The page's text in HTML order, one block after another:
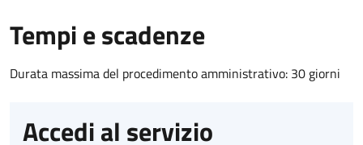
Tempi e scadenze
Durata massima del procedimento amministrativo: 30 giorni
Accedi al servizio